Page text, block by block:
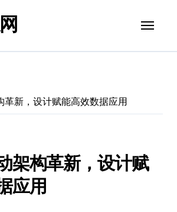
革新，设计赋能高效数据应用
架构革新，设计赋
应用